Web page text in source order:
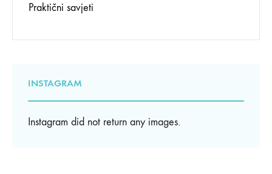
Praktični savjeti
INSTAGRAM
Instagram did not return any images.